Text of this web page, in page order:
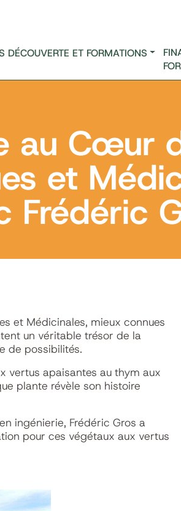
DÉCOUVERTE ET FORMATIONS
au Cœur
et
Frédéric
et Médicinales, mieux connues
un véritable trésor de la
de possibilités.
vertus apaisantes au thym aux
plante révèle son histoire
ingénierie, Frédéric Gros a
pour ces végétaux aux vertus